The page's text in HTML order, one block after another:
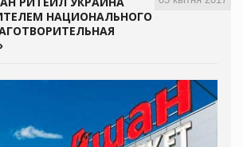
НАЦИОНАЛЬНОГО